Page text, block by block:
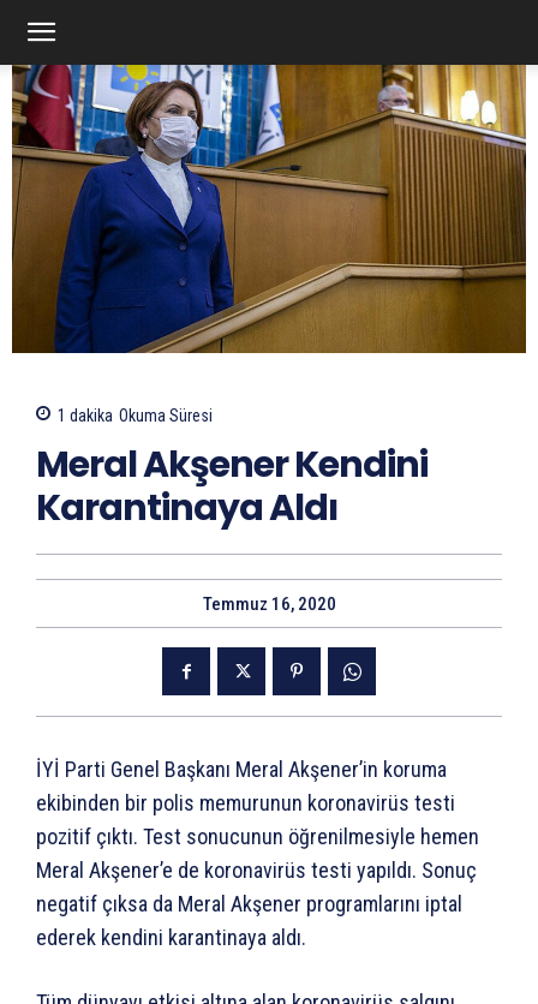
1 dakika Okuma Süresi
Meral Akşener Kendini
Karantinaya Aldı
Temmuz 16, 2020
İYİ Parti Genel Başkanı Meral Akşener’in koruma
ekibinden bir polis memurunun koronavirüs testi
pozitif çıktı. Test sonucunun öğrenilmesiyle hemen
Meral Akşener’e de koronavirüs testi yapıldı. Sonuç
negatif çıksa da Meral Akşener programlarını iptal
ederek kendini karantinaya aldı.